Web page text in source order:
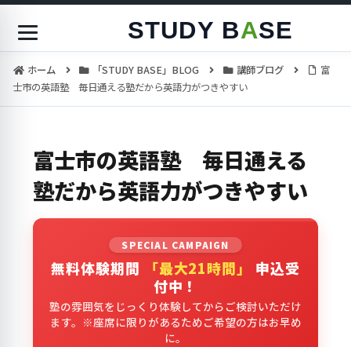
STUDY BASE
ホーム 「STUDY BASE」BLOG 講師ブログ
富
士市の英語塾 毎日通える塾だから英語力がつきやすい
富士市の英語塾 毎日通える
塾だから英語力がつきやすい
SPECIAL CAMPAIGN
無料体験期間 「最大21時間」
申込受
付中！
塾の雰囲気をじっくり体験してからご検討いただけ
ます。※座席に限りがあるためご希望の方はお早め
に。